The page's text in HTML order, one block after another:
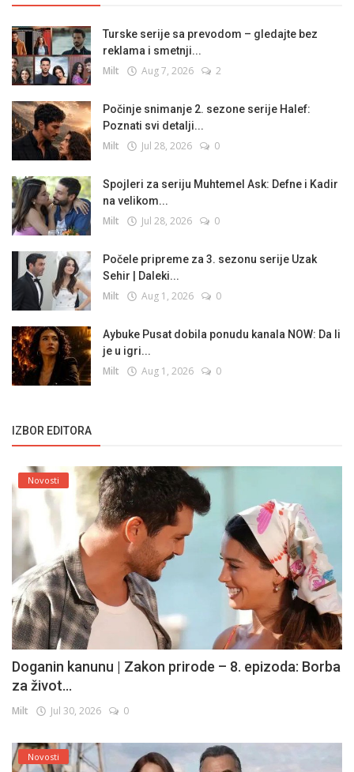
Turske serije sa prevodom – gledajte bez
reklama i smetnji...
Milt Aug 7, 2026 2
Počinje snimanje 2. sezone serije Halef:
Poznati svi detalji...
Milt Jul 28, 2026 0
Spojleri za seriju Muhtemel Ask: Defne i Kadir
na velikom...
Milt Jul 28, 2026 0
Počele pripreme za 3. sezonu serije Uzak
Sehir | Daleki...
Milt Aug 1, 2026 0
Aybuke Pusat dobila ponudu kanala NOW: Da li
je u igri...
Milt Aug 1, 2026 0
IZBOR EDITORA
Novosti
Doganin kanunu | Zakon prirode – 8. epizoda: Borba
za život...
Milt Jul 30, 2026 0
Novosti